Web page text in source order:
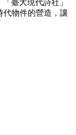
臺大現代詩社」
代物件的營造，讓